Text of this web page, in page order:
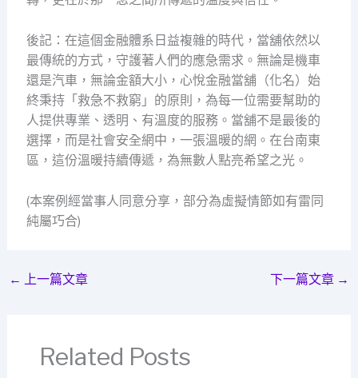
後記：在這個金融體系日益複雜的時代，當舖依然以
最傳統的方式，守護著人們的應急需求。無論是機車
還是汽車，無論金額大小，心悅金融當舖（化名）始
終秉持「救急不救窮」的原則，為每一位需要幫助的
人提供專業、透明、有溫度的服務。當舖不是最後的
選擇，而是社會安全網中，一張溫暖的網。在台南東
區，這份溫暖持續傳遞，為無數人點亮希望之光。
(本案例經當事人同意分享，部分為虛擬情節如有雷同
純屬巧合)
← 上一篇文章 下一篇文章 →
Related Posts